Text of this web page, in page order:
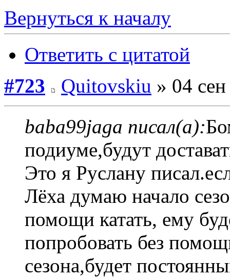
Вернуться к началу
Ответить с цитатой
#723
Quitovskiu » 04
baba99jaga писал(а):
подиуме,будут
Это я Руслану
Лёха думаю начало
помощи катать, ему
попробовать без
сезона,будет